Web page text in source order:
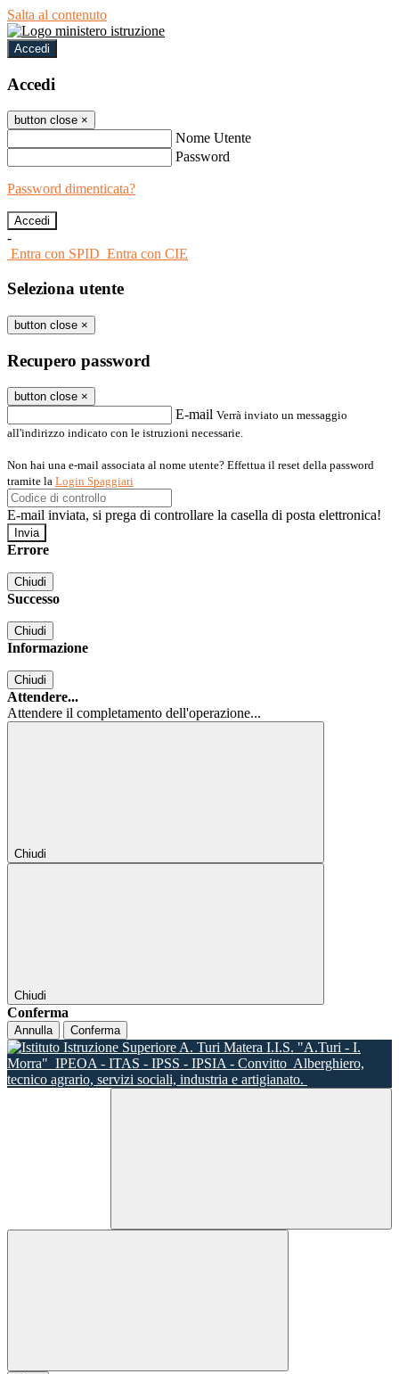
Salta al contenuto
Accedi
Accedi
button close ×
Nome Utente
Password
Password dimenticata?
-
Entra con SPID Entra con CIE
Seleziona utente
button close ×
Recupero password
button close ×
E-mail Verrà inviato un messaggio
all'indirizzo indicato con le istruzioni necessarie.
Non hai una e-mail associata al nome utente? Effettua il reset della password
tramite la Login Spaggiari
E-mail inviata, si prega di controllare la casella di posta elettronica!
Errore
Chiudi
Successo
Chiudi
Informazione
Chiudi
Attendere...
Attendere il completamento dell'operazione...
Chiudi
Chiudi
Conferma
Annulla Conferma
I.I.S. "A.Turi - I.
Morra" IPEOA - ITAS - IPSS - IPSIA - Convitto Alberghiero,
tecnico agrario, servizi sociali, industria e artigianato.